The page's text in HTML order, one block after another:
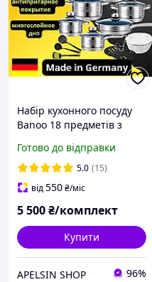
Набір кухонного посуду
Banoo 18 предметів з
каструль сковорода та
сотейник
Готово до відправки
5.0 (15)
від550₴/міс
5 500₴/комплект
Купити
APELSIN SHOP 96%